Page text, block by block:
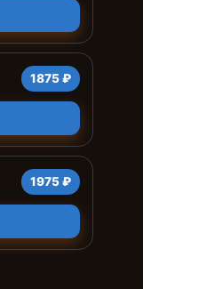
1875 ₽
1975 ₽